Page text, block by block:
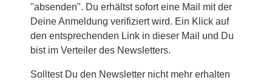
"absenden". Du erhältst sofort eine Mail mit der
Deine Anmeldung verifiziert wird. Ein Klick auf
den entsprechenden Link in dieser Mail und Du
bist im Verteiler des Newsletters.
Solltest Du den Newsletter nicht mehr erhalten